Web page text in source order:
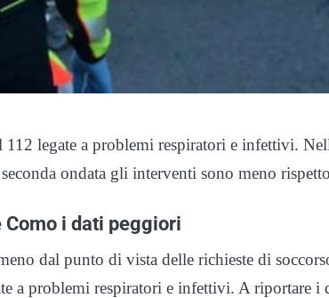
legate a problemi respiratori e infettivi.
ondata gli interventi sono meno
Como i dati peggiori
dal punto di vista delle richieste di
a problemi respiratori e infettivi. A riportare i